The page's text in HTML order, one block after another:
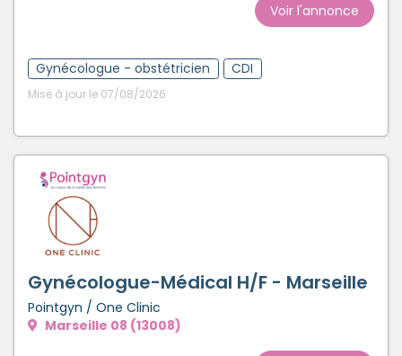
Voir l'annonce
Gynécologue - obstétricien CDI
Mise à jour le 07/08/2026
Gynécologue-Médical H/F - Marseille
Pointgyn / One Clinic
Marseille 08 (13008)